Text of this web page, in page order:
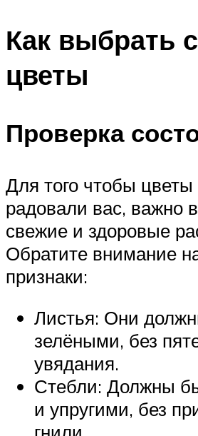
Как выбрать
цветы
Проверка
Для того чтобы цветы
радовали вас, важно
свежие и здоровые
Обратите внимание
признаки:
Листья: Они
зелёными, без
увядания.
Стебли: Должны
и упругими, без